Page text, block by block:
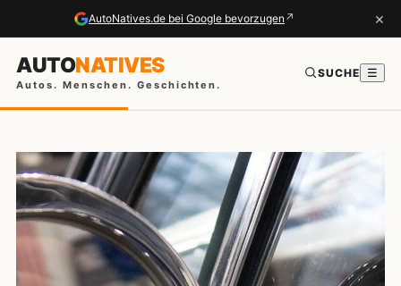
AutoNatives.de bei Google bevorzugen ↗ ×
AUTONATIVES
Autos. Menschen. Geschichten.
SUCHE ☰